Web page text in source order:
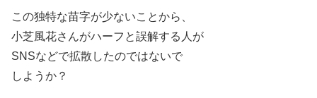
この独特な苗字が少ないことから、
小芝風花さんがハーフと誤解する人が
SNSなどで拡散したのではないで
しようか？